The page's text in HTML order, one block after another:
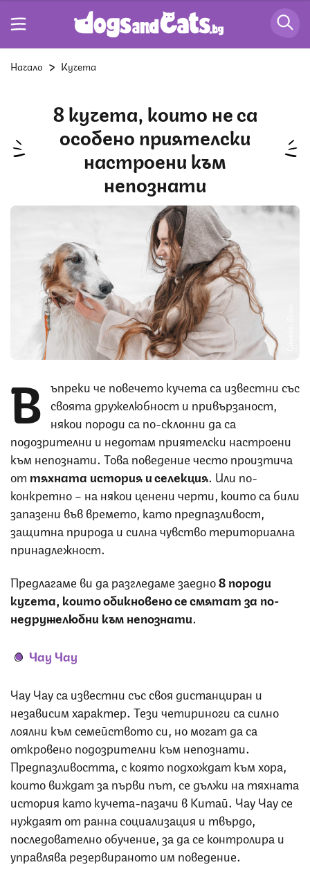
Начало Кучета
8 кучета, които не са
особено приятелски
настроени към
непознати
В ъпреки че повечето кучета са известни със
своята дружелюбност и привързаност,
някои породи са по-склонни да са
подозрителни и недотам приятелски настроени
към непознати. Това поведение често произтича
от тяхната история и селекция. Или по-
конкретно – на някои ценени черти, които са били
запазени във времето, като предпазливост,
защитна природа и силна чувство териториална
принадлежност.
Предлагаме ви да разгледаме заедно8 породи
кучета, които обикновено се смятат за по-
недружелюбни към непознати.
Чау Чау
Чау Чау са известни със своя дистанциран и
независим характер. Тези четириноги са силно
лоялни към семейството си, но могат да са
откровено подозрителни към непознати.
Предпазливостта, с която подхождат към хора,
които виждат за първи път, се дължи на тяхната
история като кучета-пазачи в Китай. Чау Чау се
нуждаят от ранна социализация и твърдо,
последователно обучение, за да се контролира и
управлява резервираното им поведение.